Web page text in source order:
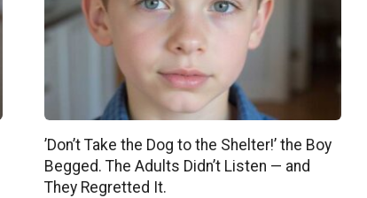
’Don’t Take the Dog to the Shelter!’ the Boy
Begged. The Adults Didn’t Listen — and
They Regretted It.